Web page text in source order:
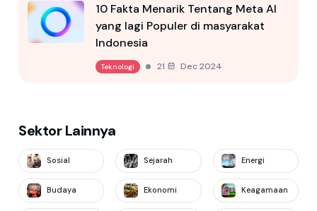
10 Fakta Menarik Tentang Meta AI
yang lagi Populer di masyarakat
Indonesia
Teknologi 21 Dec 2024
Sektor Lainnya
Sosial Sejarah Energi
Budaya Ekonomi Keagamaan